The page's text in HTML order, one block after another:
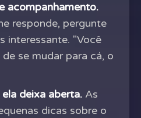
acompanhamento.
responde, pergunte
interessante. "Você
se mudar para cá, o
deixa aberta. As
dicas sobre o